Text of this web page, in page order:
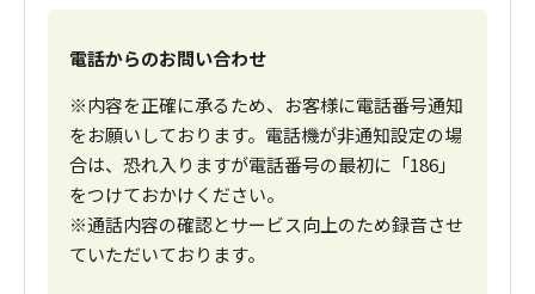
電話からのお問い合わせ
※内容を正確に承るため、お客様に電話番号通知
をお願いしております。電話機が非通知設定の場
合は、恐れ入りますが電話番号の最初に「186」
をつけておかけください。
※通話内容の確認とサービス向上のため録音させ
ていただいております。